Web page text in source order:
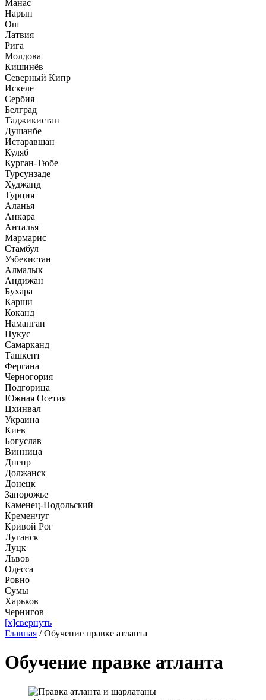
Манас
Нарын
Ош
Латвия
Рига
Молдова
Кишинёв
Северный Кипр
Искеле
Сербия
Белград
Таджикистан
Душанбе
Истаравшан
Куляб
Курган-Тюбе
Турсунзаде
Худжанд
Турция
Аланья
Анкара
Анталья
Мармарис
Стамбул
Узбекистан
Алмалык
Андижан
Бухара
Карши
Коканд
Наманган
Нукус
Самарканд
Ташкент
Фергана
Черногория
Подгорица
Южная Осетия
Цхинвал
Украина
Киев
Богуслав
Винница
Днепр
Должанск
Донецк
Запорожье
Каменец-Подольский
Кременчуг
Кривой Рог
Луганск
Луцк
Львов
Одесса
Ровно
Сумы
Харьков
Чернигов
[x]свернуть
Главная /Обучение правке атланта
Обучение правке атланта